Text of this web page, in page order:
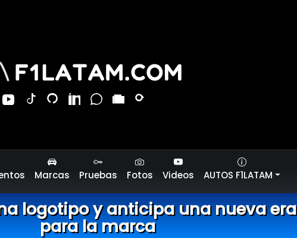
Marcas Pruebas Fotos Videos AUTOS F1LATAM
logotipo y anticipa una nueva era
para la marca